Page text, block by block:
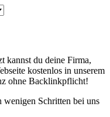
kannst du deine Firma,
kostenlos in unserem
ohne Backlinkpflicht!
Schritten bei uns